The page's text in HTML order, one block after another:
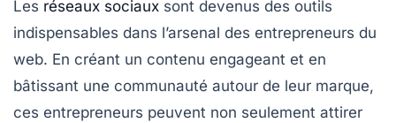
Les réseaux sociaux sont devenus des outils
indispensables dans l’arsenal des entrepreneurs du
web. En créant un contenu engageant et en
bâtissant une communauté autour de leur marque,
ces entrepreneurs peuvent non seulement attirer